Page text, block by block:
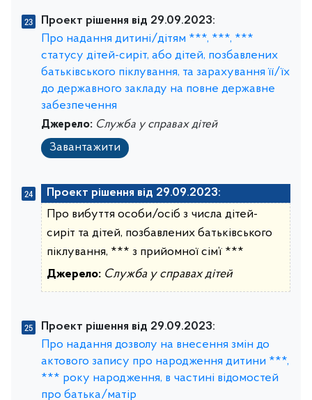
Проект рішення від 29.09.2023:
Про надання дитині/дітям ***, ***, ***
статусу дітей-сиріт, або дітей, позбавлених
батьківського піклування, та зарахування її/їх
до державного закладу на повне державне
забезпечення
Джерело: Служба у справах дітей
Завантажити
Проект рішення від 29.09.2023:
Про вибуття особи/осіб з числа дітей-
сиріт та дітей, позбавлених батьківського
піклування, *** з прийомної сім’ї ***
Джерело: Служба у справах дітей
Проект рішення від 29.09.2023:
Про надання дозволу на внесення змін до
актового запису про народження дитини ***,
*** року народження, в частині відомостей
про батька/матір